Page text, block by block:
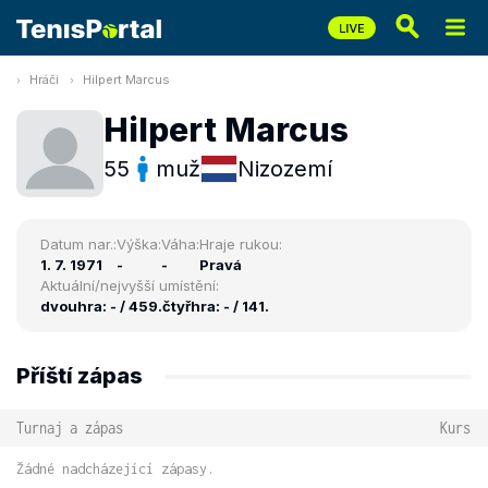
Hráči Hilpert Marcus
Hilpert Marcus
55 muž Nizozemí
Datum nar.:
1. 7. 1971
Výška:
-
Váha:
-
Hraje rukou:
Pravá
Aktuální/nejvyšší umístění:
dvouhra: - / 459.čtyřhra: - / 141.
Příští zápas
Turnaj a zápas Kurs
Žádné nadcházející zápasy.